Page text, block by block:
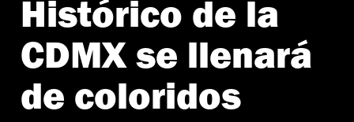
Histórico de la
CDMX se llenará
de coloridos